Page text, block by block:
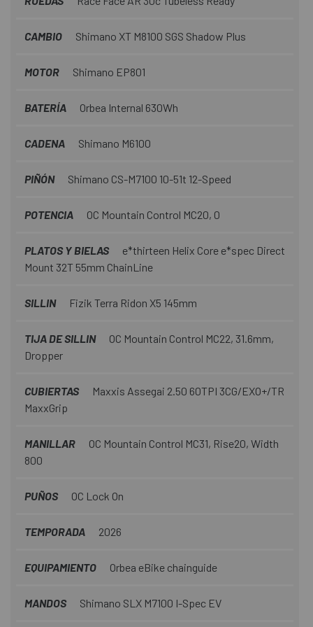
CAMBIO Shimano XT M8100 SGS Shadow Plus
MOTOR Shimano EP801
BATERÍA Orbea Internal 630Wh
CADENA Shimano M6100
PIÑÓN Shimano CS-M7100 10-51t 12-Speed
POTENCIA OC Mountain Control MC20, 0
PLATOS Y BIELAS
e*thirteen Helix Core e*spec Direct
Mount 32T 55mm ChainLine
SILLIN Fizik Terra Ridon X5 145mm
TIJA DE SILLIN
OC Mountain Control MC22, 31.6mm,
Dropper
CUBIERTAS
Maxxis Assegai 2.50 60TPI 3CG/EXO+/TR
MaxxGrip
MANILLAR
OC Mountain Control MC31, Rise20, Width
800
PUÑOS OC Lock On
TEMPORADA 2026
EQUIPAMIENTO Orbea eBike chainguide
MANDOS Shimano SLX M7100 I-Spec EV